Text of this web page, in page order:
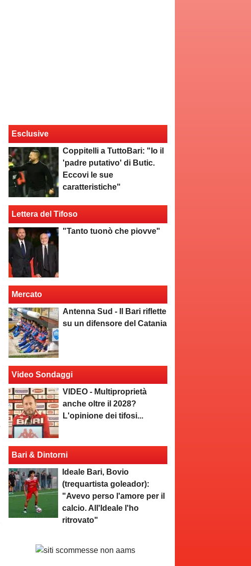
Esclusive
Coppitelli a TuttoBari: "Io il
'padre putativo' di Butic.
Eccovi le sue
caratteristiche"
Lettera del Tifoso
"Tanto tuonò che piovve"
Mercato
Antenna Sud - Il Bari riflette
su un difensore del Catania
Video Sondaggi
VIDEO - Multiproprietà
anche oltre il 2028?
L'opinione dei tifosi...
Bari & Dintorni
Ideale Bari, Bovio
(trequartista goleador):
"Avevo perso l'amore per il
calcio. All'Ideale l'ho
ritrovato"